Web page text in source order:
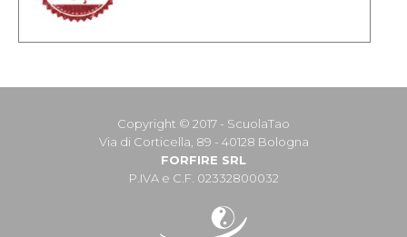
Copyright © 2017 - ScuolaTao
Via di Corticella, 89 - 40128 Bologna
FORFIRE SRL
P.IVA e C.F. 02332800032